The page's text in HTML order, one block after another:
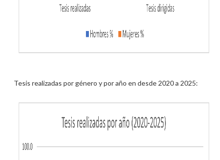
Tesis realizadas por género y por año en desde 2020 a 2025: